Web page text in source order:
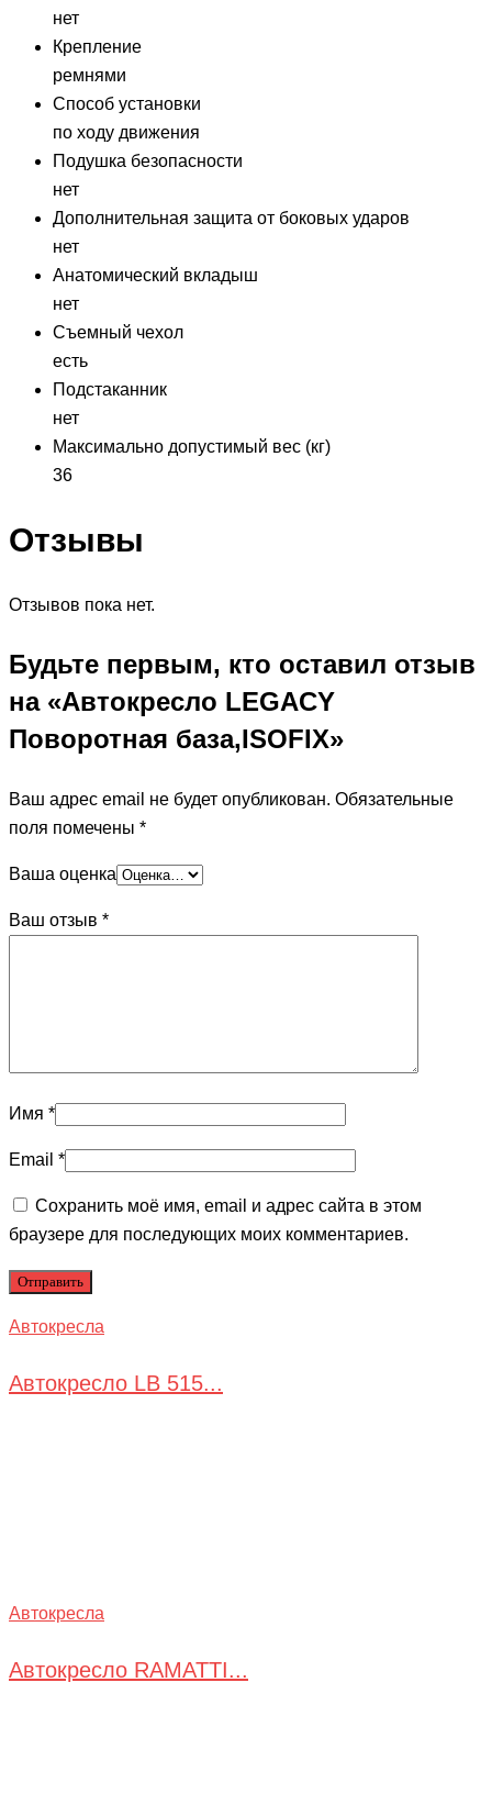
нет
Крепление
ремнями
Способ установки
по ходу движения
Подушка безопасности
нет
Дополнительная защита от боковых ударов
нет
Анатомический вкладыш
нет
Съемный чехол
есть
Подстаканник
нет
Максимально допустимый вес (кг)
36
Отзывы
Отзывов пока нет.
Будьте первым, кто оставил отзыв
на «Автокресло LEGACY
Поворотная база,ISOFIX»
Ваш адрес email не будет опубликован. Обязательные
поля помечены *
Ваша оценка
Ваш отзыв *
Имя *
Email *
Сохранить моё имя, email и адрес сайта в этом
браузере для последующих моих комментариев.
Автокресла
Автокресло LB 515...
Автокресла
Автокресло RAMATTI...